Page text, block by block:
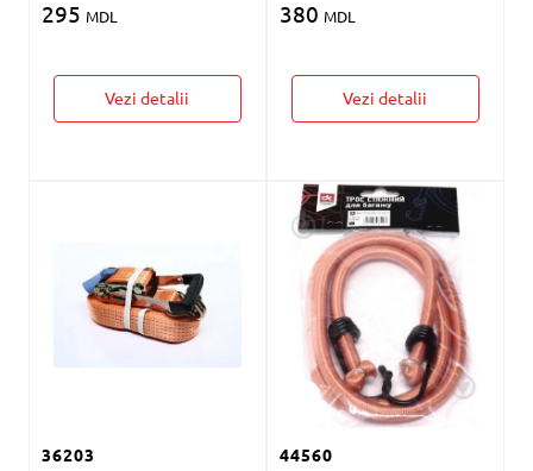
295 MDL
Vezi detalii
380 MDL
Vezi detalii
36203 44560